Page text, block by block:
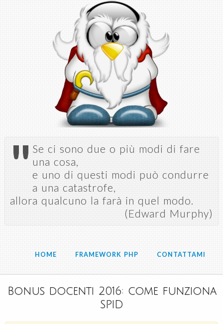
Salta al
contenuto
principale
" Se ci sono due o più modi di fare
una cosa,
e uno di questi modi può condurre
a una catastrofe,
allora qualcuno la farà in quel modo.
(Edward Murphy)
HOME FRAMEWORK PHP CONTATTAMI
Bonus docenti 2016: come funziona
SPID